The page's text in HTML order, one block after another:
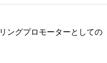
ングプロモーターとしての